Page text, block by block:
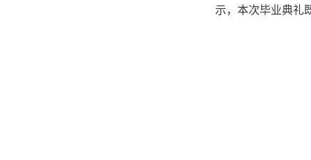
示，本次毕业典礼